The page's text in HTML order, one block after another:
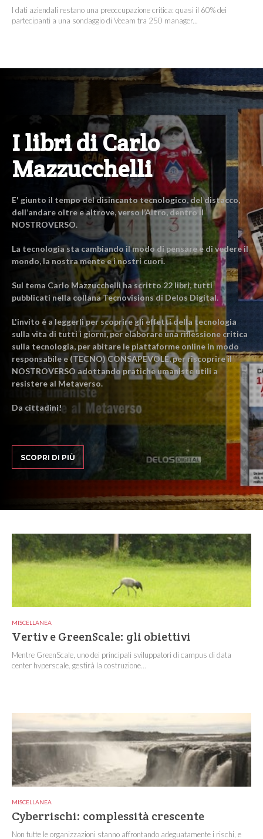
I dati aziendali restano una preoccupazione critica: quasi il 60% dei
partecipanti a una sondaggio di Veeam tra 250 manager...
I libri di Carlo
Mazzucchelli
E' giunto il tempo del disincanto tecnologico, del distacco,
dell’andare oltre e altrove, verso l’Altro, dentro il
NOSTROVERSO.
La tecnologia sta cambiando il modo di pensare e di vedere il
mondo, la nostra mente e i nostri cuori.
Sul tema Carlo Mazzucchelli ha scritto 22 libri, tutti
pubblicati nella collana Tecnovisions di Delos Digital.
L'invito è a leggerli per scoprire gli effetti della tecnologia
sulla vita di tutti i giorni, per elaborare una riflessione critica
sulla tecnologia, per abitare le piattaforme online in modo
responsabile e (TECNO) CONSAPEVOLE, per riscoprire il
NOSTROVERSO adottando pratiche umaniste utili a
resistere al Metaverso.
Da cittadini!
SCOPRI DI PIÙ
MISCELLANEA
Vertiv e GreenScale: gli obiettivi
Mentre GreenScale, uno dei principali sviluppatori di campus di data
center hyperscale, gestirà la costruzione...
MISCELLANEA
Cyberrischi: complessità crescente
Non tutte le organizzazioni stanno affrontando adeguatamente i rischi, e